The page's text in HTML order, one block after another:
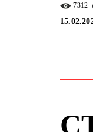
7312